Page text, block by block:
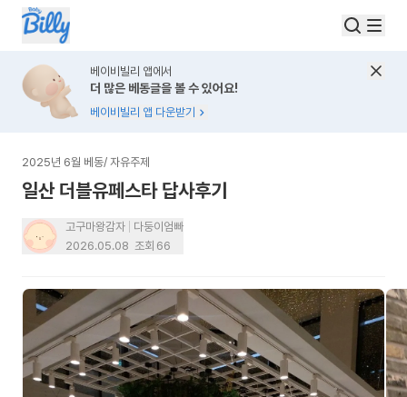
베이비빌리 앱에서
더 많은 베동글을 볼 수 있어요!
베이비빌리 앱 다운받기
2025년 6월 베동/ 자유주제
일산 더블유페스타 답사후기
고구마왕감자
다둥이엄빠
2026.05.08 조회 66